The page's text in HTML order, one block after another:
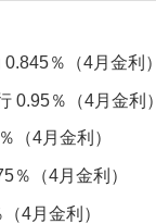
％（4月金利）
0.95％（4月金利）
（4月金利）
％（4月金利）
4月金利）